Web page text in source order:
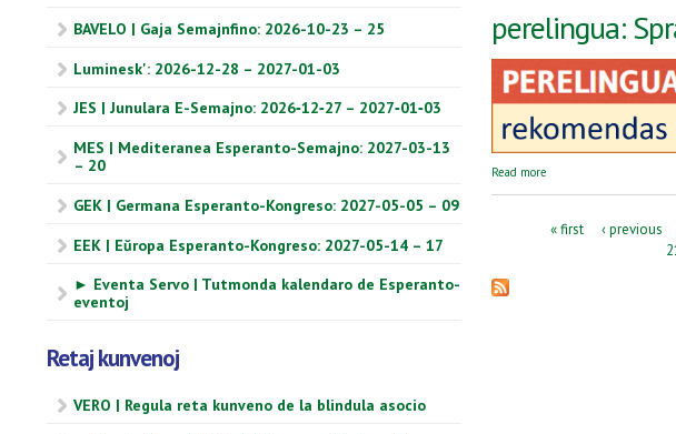
BAVELO | Gaja Semajnfino: 2026-10-23 – 25
Luminesk': 2026-12-28 – 2027-01-03
JES | Junulara E-Semajno: 2026‑12‑27 – 2027‑01‑03
MES | Mediteranea Esperanto-Semajno: 2027-03-13
– 20
GEK | Germana Esperanto-Kongreso: 2027-05-05 – 09
EEK | Eŭropa Esperanto-Kongreso: 2027-05-14 – 17
► Eventa Servo | Tutmonda kalendaro de Esperanto-
eventoj
Retaj kunvenoj
VERO | Regula reta kunveno de la blindula asocio
perelingua:
Read more
Pages« first ‹ previous